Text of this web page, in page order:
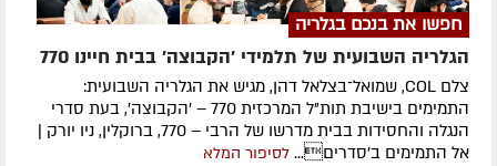
חפשו את בנכם בגלריה
הגלריה השבועית של תלמידי 'הקבוצה' בבית חיינו 770
צלם COL, שמואל־בצלאל דהן, מגיש את הגלריה השבועית:
התמימים בישיבת תות"ל המרכזית 770 – 'הקבוצה', בעת סדרי
הנגלה והחסידות בבית מדרשו של הרבי – 770, ברוקלין, ניו יורק |
אל התמימים ב'סדרים... לסיפור המלא